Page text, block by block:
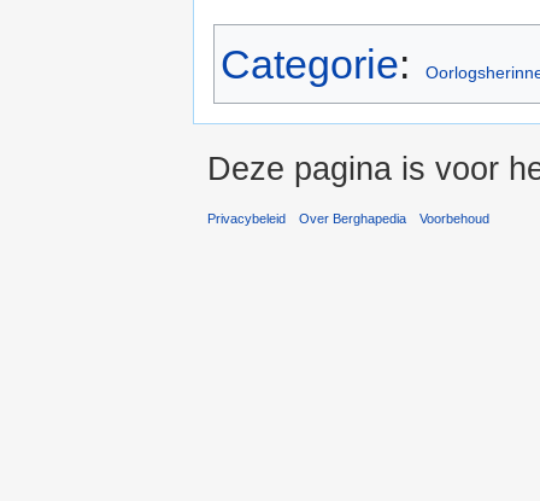
Categorie:
Deze pagina is voor
Privacybeleid Over Berghapedia Voorbehoud